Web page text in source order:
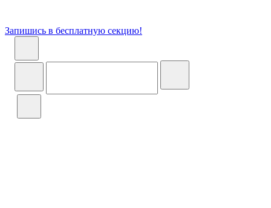
Запишись в бесплатную секцию!